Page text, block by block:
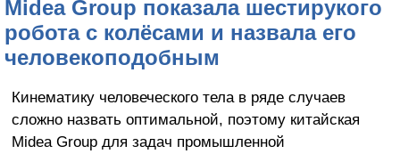
Midea Group показала шестирукого
робота с колёсами и назвала его
человекоподобным
Кинематику человеческого тела в ряде случаев
сложно назвать оптимальной, поэтому китайская
Midea Group для задач промышленной